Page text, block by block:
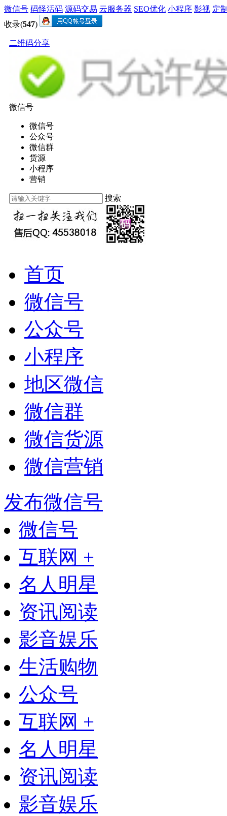
微信号 码怪活码 源码交易 云服务器 SEO优化 小程序 影视 定
收录(547)
二维码分享
微信号
微信号
公众号
微信群
货源
小程序
营销
搜索
首页
微信号
公众号
小程序
地区微信
微信群
微信货源
微信营销
发布微信号
微信号
互联网 +
名人明星
资讯阅读
影音娱乐
生活购物
公众号
互联网 +
名人明星
资讯阅读
影音娱乐